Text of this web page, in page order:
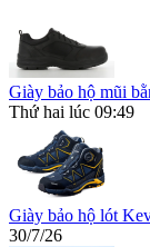
Giày bảo hộ mũi
Thứ hai lúc 09:49
Giày bảo hộ lót
30/7/26